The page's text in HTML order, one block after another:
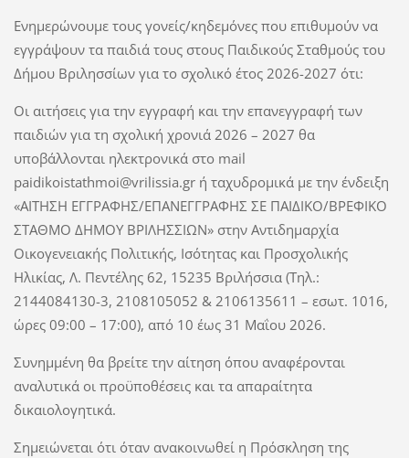
Ενημερώνουμε τους γονείς/κηδεμόνες που επιθυμούν να
εγγράψουν τα παιδιά τους στους Παιδικούς Σταθμούς του
Δήμου Βριλησσίων για το σχολικό έτος 2026-2027 ότι:
Οι αιτήσεις για την εγγραφή και την επανεγγραφή των
παιδιών για τη σχολική χρονιά 2026 – 2027 θα
υποβάλλονται ηλεκτρονικά στο mail
paidikoistathmoi@vrilissia.gr ή ταχυδρομικά με την ένδειξη
«ΑΙΤΗΣΗ ΕΓΓΡΑΦΗΣ/ΕΠΑΝΕΓΓΡΑΦΗΣ ΣΕ ΠΑΙΔΙΚΟ/ΒΡΕΦΙΚΟ
ΣΤΑΘΜΟ ΔΗΜΟΥ ΒΡΙΛΗΣΣΙΩΝ» στην Αντιδημαρχία
Οικογενειακής Πολιτικής, Ισότητας και Προσχολικής
Ηλικίας, Λ. Πεντέλης 62, 15235 Βριλήσσια (Τηλ.:
2144084130-3, 2108105052 & 2106135611 – εσωτ. 1016,
ώρες 09:00 – 17:00), από 10 έως 31 Μαΐου 2026.
Συνημμένη θα βρείτε την αίτηση όπου αναφέρονται
αναλυτικά οι προϋποθέσεις και τα απαραίτητα
δικαιολογητικά.
Σημειώνεται ότι όταν ανακοινωθεί η Πρόσκληση της